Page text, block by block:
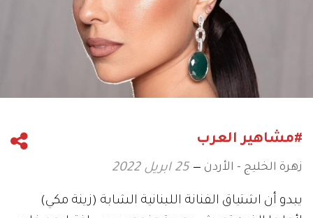
#مشاهير العرب
زهرة الخليج - الأردن 25 ابريل 2022
يبدو أن اشتياق الفنانة اللبنانية الشابة (زينة مكي)